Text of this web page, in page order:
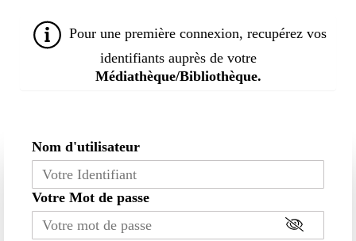
Pour une première connexion, recupérez vos
identifiants auprès de votre
Médiathèque/Bibliothèque.
Nom d'utilisateur
Votre Mot de passe